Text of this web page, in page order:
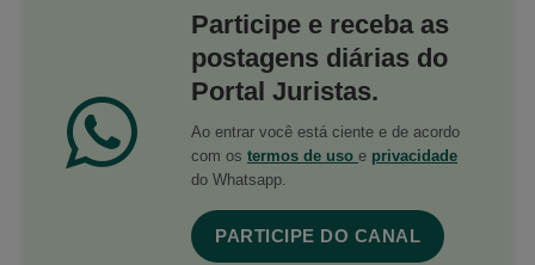
Participe e receba as
postagens diárias do
Portal Juristas.
Ao entrar você está ciente e de acordo
com os termos de uso e privacidade
do Whatsapp.
PARTICIPE DO CANAL